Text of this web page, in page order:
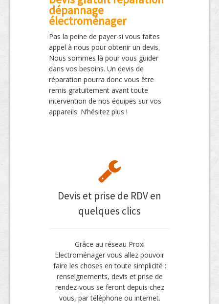
dépannage
électroménager
Pas la peine de payer si vous faites
appel à nous pour obtenir un devis.
Nous sommes là pour vous guider
dans vos besoins. Un devis de
réparation pourra donc vous être
remis gratuitement avant toute
intervention de nos équipes sur vos
appareils. N’hésitez plus !
Devis et prise de RDV en
quelques clics
Grâce au réseau Proxi
Electroménager vous allez pouvoir
faire les choses en toute simplicité :
renseignements, devis et prise de
rendez-vous se feront depuis chez
vous, par téléphone ou internet.